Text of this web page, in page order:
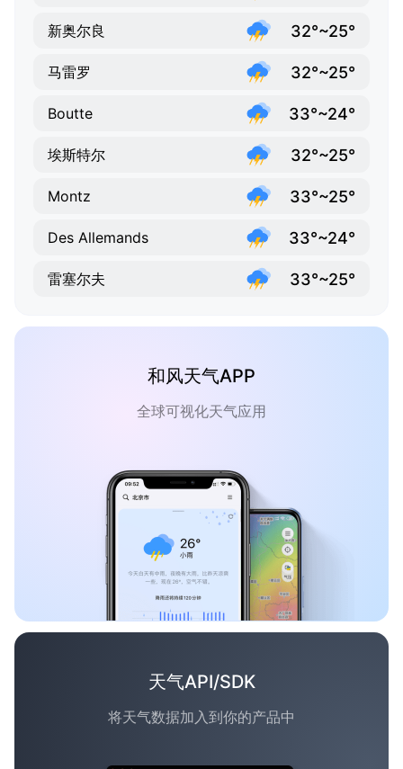
新奥尔良 32°~25°
马雷罗 32°~25°
Boutte 33°~24°
埃斯特尔 32°~25°
Montz 33°~25°
Des Allemands 33°~24°
雷塞尔夫 33°~25°
和风天气APP
全球可视化天气应用
天气API/SDK
将天气数据加入到你的产品中